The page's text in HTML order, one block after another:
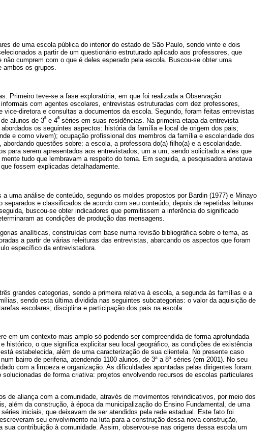
de uma escola pública do interior do estado de São Paulo, sendo vinte e dois
a partir de um questionário estruturado aplicado aos professores, que
cumprem com o que é deles esperado pela escola. Buscou-se obter uma
os grupos.
Primeiro teve-se a fase exploratória, em que foi realizada a Observação
com agentes escolares, entrevistas estruturadas com dez professores,
vice-diretora e consultas a documentos da escola. Segundo, foram feitas entrevistas
alunos de 3ª e 4ª séries em suas residências. Na primeira etapa da entrevista
os seguintes aspectos: história da família e local de origem dos pais;
e como vivem); ocupação profissional dos membros da família e escolaridade dos
questões sobre: a escola, a professora do(a) filho(a) e a escolaridade.
para serem apresentados aos entrevistados, um a um, sendo solicitado a eles que
tudo que lembravam a respeito do tema. Em seguida, a pesquisadora anotava
fossem explicadas detalhadamente.
uma análise de conteúdo, segundo os moldes propostos por Bardin (1977) e Minayo
separados e classificados de acordo com seu conteúdo, depois de repetidas leituras
buscou-se obter indicadores que permitissem a inferência do significado
as condições de produção das mensagens.
analíticas, construídas com base numa revisão bibliográfica sobre o tema, as
a partir de várias releituras das entrevistas, abarcando os aspectos que foram
específico da entrevistadora.
grandes categorias, sendo a primeira relativa à escola, a segunda às famílias e a
sendo esta última dividida nas seguintes subcategorias: o valor da aquisição de
escolares; disciplina e participação dos pais na escola.
em um contexto mais amplo só podendo ser compreendida de forma aprofundada
histórico, o que significa explicitar seu local geográfico, as condições de existência
estabelecida, além de uma caracterização de sua clientela. No presente caso
bairro de periferia, atendendo 1100 alunos, de 3ª a 8ª séries (em 2001). No seu
com a limpeza e organização. As dificuldades apontadas pelas dirigentes foram:
de forma criativa: projetos envolvendo recursos de escolas particulares
de aliança com a comunidade, através de movimentos reivindicativos, por meio dos
além da construção, à época da municipalização do Ensino Fundamental, de uma
iniciais, que deixavam de ser atendidos pela rede estadual. Este fato foi
seu envolvimento na luta para a construção dessa nova construção,
sua contribuição à comunidade. Assim, observou-se nas origens dessa escola um